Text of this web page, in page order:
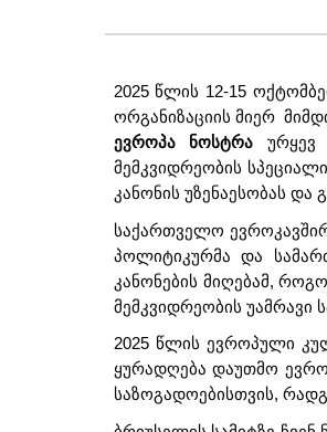
2025 წლის 12-15
ორგანიზაციის მიერ
ევროპა ნოსტრა ურყევ
მემკვიდრეობის
კანონის უზენაესობას და
საქართველო
პოლიტიკურმა და
კანონების მიღებამ,
მემკვიდრეობის
2025 წლის ევროპული
ყურადღება დაუთმო
საზოგადოებისთვის,